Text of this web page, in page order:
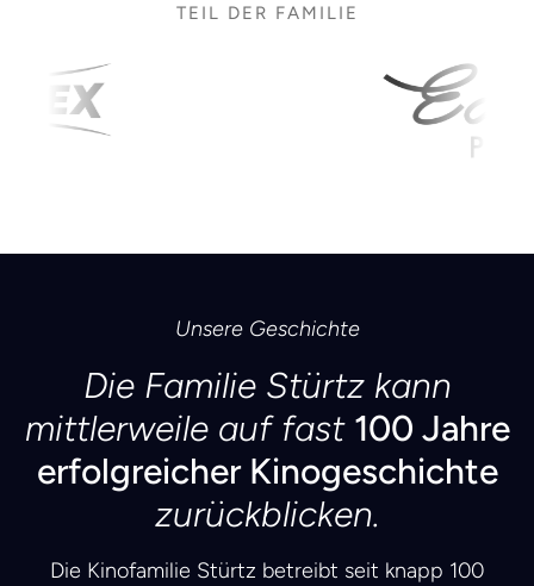
TEIL DER FAMILIE
Unsere Geschichte
Die Familie Stürtz kann
mittlerweile auf fast 100 Jahre
erfolgreicher Kinogeschichte
zurückblicken.
Die Kinofamilie Stürtz betreibt seit knapp 100